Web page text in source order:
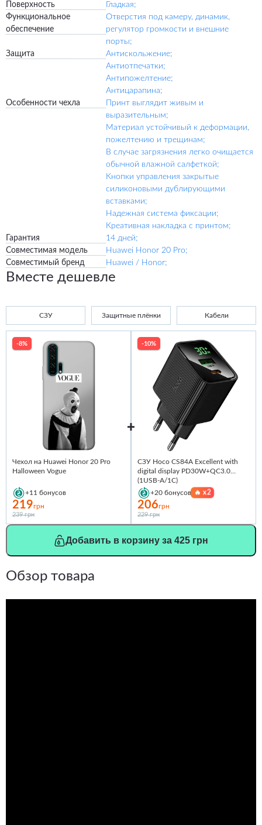
Поверхность
Гладкая;
Функциональное
обеспечение
Отверстия под камеру, динамик,
регулятор громкости и внешние
порты;
Защита
Антискольжение;
Антиотпечатки;
Антипожелтение;
Антицарапина;
Особенности чехла
Принт выглядит живым и
выразительным;
Материал устойчивый к деформации,
пожелтению и трещинам;
В случае загрязнения легко очищается
обычной влажной салфеткой;
Кнопки управления закрытые
силиконовыми дублирующими
вставками;
Надежная система фиксации;
Креативная накладка с принтом;
Гарантия
14 дней;
Совместимая модель
Huawei Honor 20 Pro;
Совместимый бренд
Huawei / Honor;
Вместе дешевле
СЗУ Защитные плёнки Кабели
-8%
Чехол на Huawei Honor 20 Pro
Halloween Vogue
+11 бонусов
219грн
239 грн
-10%
СЗУ Hoco CS84A Excellent with
digital display PD30W+QC3.0
(1USB-A/1C)
+20 бонусов 🔥x2
206грн
229 грн
Добавить в корзину за 425 грн
Обзор товара